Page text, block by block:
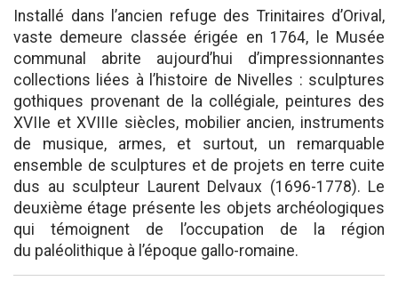
Installé dans l’ancien refuge des Trinitaires d’Orival,
vaste demeure classée érigée en 1764, le Musée
communal abrite aujourd’hui d’impressionnantes
collections liées à l’histoire de Nivelles : sculptures
gothiques provenant de la collégiale, peintures des
XVIIe et XVIIIe siècles, mobilier ancien, instruments
de musique, armes, et surtout, un remarquable
ensemble de sculptures et de projets en terre cuite
dus au sculpteur Laurent Delvaux (1696-1778). Le
deuxième étage présente les objets archéologiques
qui témoignent de l’occupation de la région
du paléolithique à l’époque gallo-romaine.